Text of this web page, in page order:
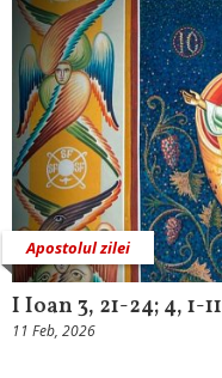
Apostolul zilei
I Ioan 3, 21-24; 4, 1-11
11 Feb, 2026